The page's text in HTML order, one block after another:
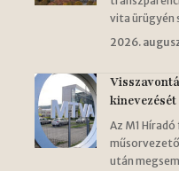
vita
2026.
kinevezését
Az M1
után